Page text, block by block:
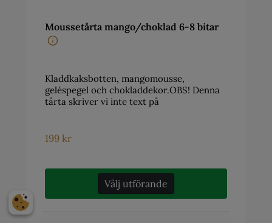
Moussetårta mango/choklad 6-8 bitar
Kladdkaksbotten, mangomousse,
geléspegel och chokladdekor.OBS! Denna
tårta skriver vi inte text på
199 kr
Välj utförande